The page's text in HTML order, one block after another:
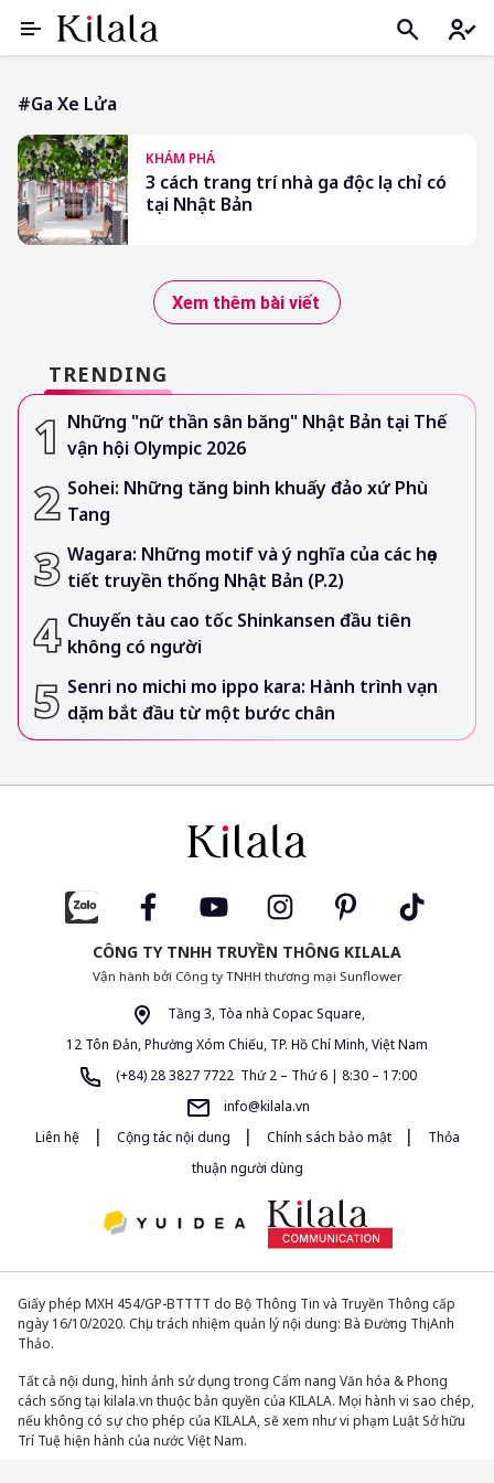
#ga Xe Lửa
KHÁM PHÁ
3 cách trang trí nhà ga độc lạ chỉ có
tại Nhật Bản
Xem thêm bài viết
TRENDING
Những "nữ thần sân băng" Nhật Bản tại Thế
vận hội Olympic 2026
Sohei: Những tăng binh khuấy đảo xứ Phù
Tang
Wagara: Những motif và ý nghĩa của các họa
tiết truyền thống Nhật Bản (P.2)
Chuyến tàu cao tốc Shinkansen đầu tiên
không có người
Senri no michi mo ippo kara: Hành trình vạn
dặm bắt đầu từ một bước chân
CÔNG TY TNHH TRUYỀN THÔNG KILALA
Vận hành bởi Công ty TNHH thương mại Sunflower
Tầng 3, Tòa nhà Copac Square,
12 Tôn Đản, Phường Xóm Chiếu, TP. Hồ Chí Minh, Việt Nam
(+84) 28 3827 7722 Thứ 2 – Thứ 6 | 8:30 – 17:00
info@kilala.vn
Liên hệ
| Cộng tác nội dung | Chính sách bảo mật |
Thỏa
thuận người dùng
Giấy phép MXH 454/GP-BTTTT do Bộ Thông Tin và Truyền Thông cấp
ngày 16/10/2020. Chịu trách nhiệm quản lý nội dung: Bà Đường Thị Anh
Thảo.
Tất cả nội dung, hình ảnh sử dụng trong Cẩm nang Văn hóa & Phong
cách sống tại kilala.vn thuộc bản quyền của KILALA. Mọi hành vi sao chép,
nếu không có sự cho phép của KILALA, sẽ xem như vi phạm Luật Sở hữu
Trí Tuệ hiện hành của nước Việt Nam.